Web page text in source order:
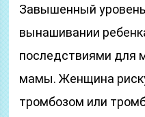
Завышенный
вынашивании
последствиями для
мамы. Женщина
тромбозом или